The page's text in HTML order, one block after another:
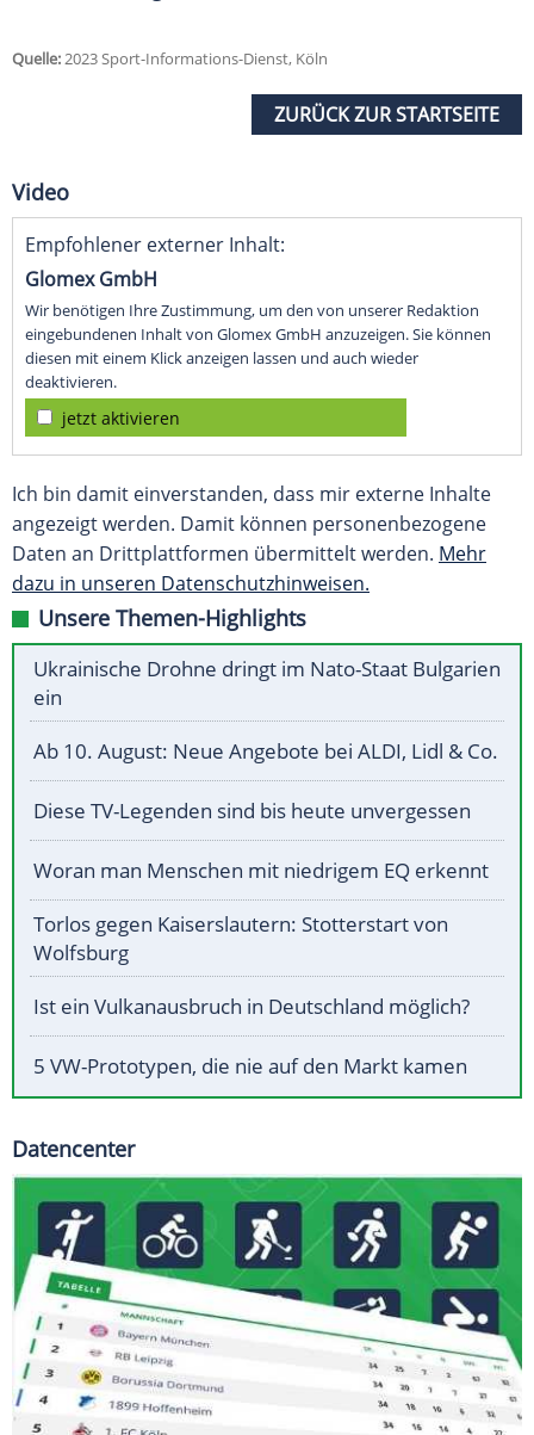
Quelle:2023 Sport-Informations-Dienst, Köln
ZURÜCK ZUR STARTSEITE
Video
Empfohlener externer Inhalt:
Glomex GmbH
Wir benötigen Ihre Zustimmung, um den von unserer Redaktion
eingebundenen Inhalt von Glomex GmbH anzuzeigen. Sie können
diesen mit einem Klick anzeigen lassen und auch wieder
deaktivieren.
jetzt aktivieren
Ich bin damit einverstanden, dass mir externe Inhalte
angezeigt werden. Damit können personenbezogene
Daten an Drittplattformen übermittelt werden. Mehr
dazu in unseren Datenschutzhinweisen.
Unsere Themen-Highlights
Ukrainische Drohne dringt im Nato-Staat Bulgarien
ein
Ab 10. August: Neue Angebote bei ALDI, Lidl & Co.
Diese TV-Legenden sind bis heute unvergessen
Woran man Menschen mit niedrigem EQ erkennt
Torlos gegen Kaiserslautern: Stotterstart von
Wolfsburg
Ist ein Vulkanausbruch in Deutschland möglich?
5 VW-Prototypen, die nie auf den Markt kamen
Datencenter